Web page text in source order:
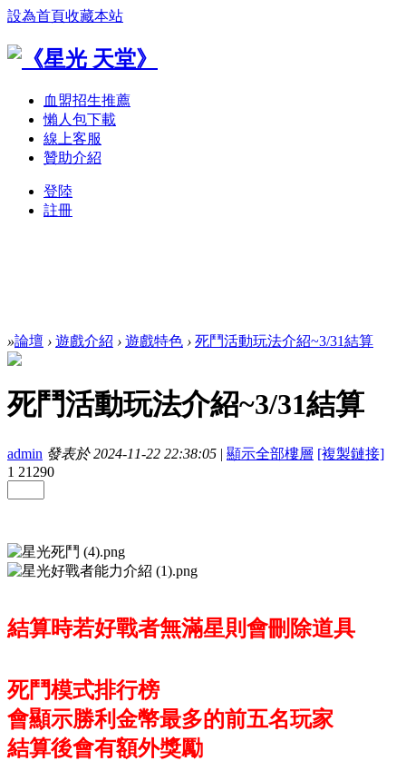
設為首頁收藏本站
血盟招生推薦
懶人包下載
線上客服
贊助介紹
登陸
註冊
»論壇 › 遊戲介紹 › 遊戲特色 › 死鬥活動玩法介紹~3/31結算
死鬥活動玩法介紹~3/31結算
admin 發表於 2024-11-22 22:38:05 | 顯示全部樓層 [複製鏈接]
1 21290
結算時若好戰者無滿星則會刪除道具
死鬥模式排行榜
會顯示勝利金幣最多的前五名玩家
結算後會有額外獎勵